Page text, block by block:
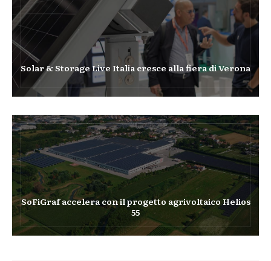
Solar & Storage Live Italia cresce alla fiera di Verona
SoFiGraf accelera con il progetto agrivoltaico Helios
55